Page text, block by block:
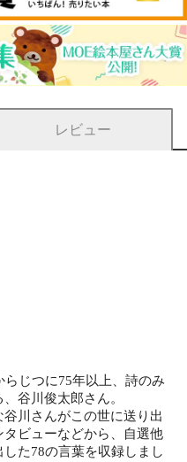
レビュー
じつに75年以上、詩のみ
谷川俊太郎さん。
川さんがこの世に送り出
ビューなどから、自選他
た78の言葉を収録しまし